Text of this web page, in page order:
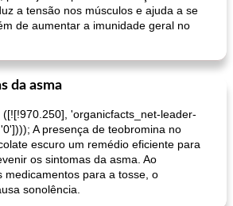
a tensão nos músculos e ajuda a se
de aumentar a imunidade geral no
da asma
([![!970.250], 'organicfacts_net-leader-
A presença de teobromina no
escuro um remédio eficiente para
os sintomas da asma. Ao
medicamentos para a tosse, o
sonolência.